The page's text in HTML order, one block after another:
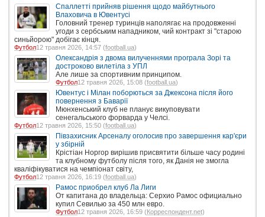
Спаллетті прийняв рішення щодо майбутнього
Влаховича в Ювентусі
Головний тренер туринців наполягає на продовженні
угоди з сербським нападником, чий контракт зі "старою
синьйорою" добігає кінця.
Футбол12 травня 2026, 14:57 (football.ua)
Олександрія з двома вилученнями програла Зорі та
достроково вилетіла з УПЛ
Але лише за спортивним принципом.
Футбол12 травня 2026, 15:08 (football.ua)
Ювентус і Мілан поборються за Джексона після його
повернення з Баварії
Мюнхенський клуб не планує викуповувати
сенегальського форварда у Челсі.
Футбол12 травня 2026, 15:50 (football.ua)
Півзахисник Арсеналу оголосив про завершення кар'єри
у збірній
Крістіан Норгор вирішив присвятити більше часу родині
та клубному футболу після того, як Данія не змогла
кваліфікуватися на чемпіонат світу,
Футбол12 травня 2026, 16:19 (football.ua)
Рамос приобрел клуб Ла Лиги
От капитана до владельца: Серхио Рамос официально
купил Севилью за 450 млн евро.
Футбол12 травня 2026, 16:59 (Корреспондент.net)